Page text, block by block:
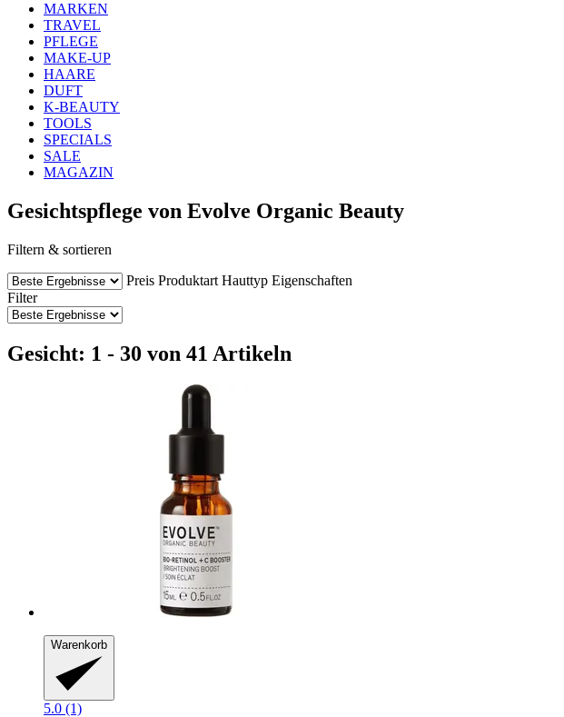
MARKEN
TRAVEL
PFLEGE
MAKE-UP
HAARE
DUFT
K-BEAUTY
TOOLS
SPECIALS
SALE
MAGAZIN
Gesichtspflege von Evolve Organic Beauty
Filtern & sortieren
Preis Produktart Hauttyp Eigenschaften
Filter
Gesicht: 1 - 30 von 41 Artikeln
Warenkorb
5.0 (1)